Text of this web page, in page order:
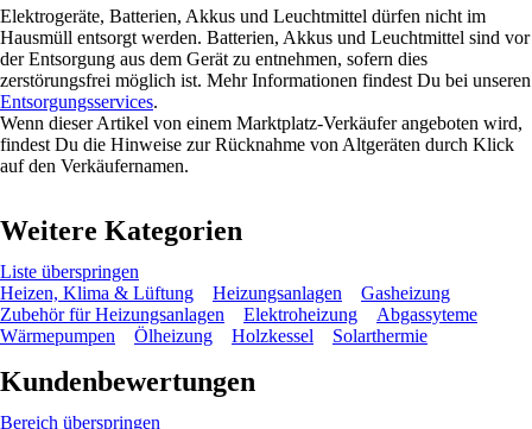
Elektrogeräte, Batterien, Akkus und Leuchtmittel dürfen nicht im
Hausmüll entsorgt werden. Batterien, Akkus und Leuchtmittel sind vor
der Entsorgung aus dem Gerät zu entnehmen, sofern dies
zerstörungsfrei möglich ist. Mehr Informationen findest Du bei unseren
Entsorgungsservices.
Wenn dieser Artikel von einem Marktplatz-Verkäufer angeboten wird,
findest Du die Hinweise zur Rücknahme von Altgeräten durch Klick
auf den Verkäufernamen.
Weitere Kategorien
Liste überspringen
Heizen, Klima & Lüftung
Heizungsanlagen
Gasheizung
Zubehör für Heizungsanlagen
Elektroheizung
Abgassyteme
Wärmepumpen
Ölheizung Holzkessel Solarthermie
Kundenbewertungen
Bereich überspringen